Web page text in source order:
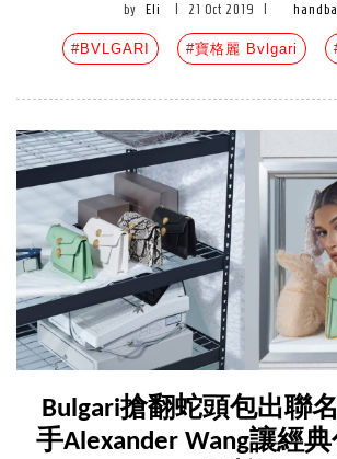
by Eli 21 Oct 2019
#BVLGARI #寶格麗 Bvlgari
Bulgari搶翻蛇頭包出聯
手Alexander Wang讓經